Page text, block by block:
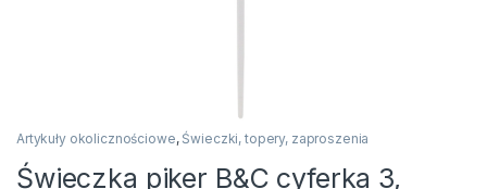
Artykuły okolicznościowe, Świeczki, topery, zaproszenia
Świeczka piker B&C cyferka 3,